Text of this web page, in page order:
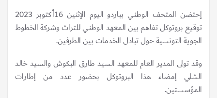
إحتضن المتحف الوطني بباردو اليوم الإثنين 16أكتوبر 2023
توقيع بروتوكل تفاهم بين المعهد الوطني للتراث وشركة الخطوط
الجوية التونسية حول تبادل الخدمات بين الطرفين.
وقد تولى المدير العام للمعهد السيد طارق البكوش والسيد خالد
الشلي إمضاء هذا البروتوكل بحضور عدد من إطارات
المؤسستين.